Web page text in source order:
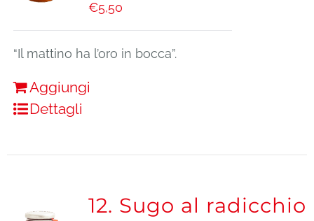
€5,50
“Il mattino ha l’oro in bocca”.
Aggiungi
Dettagli
12. Sugo al radicchio